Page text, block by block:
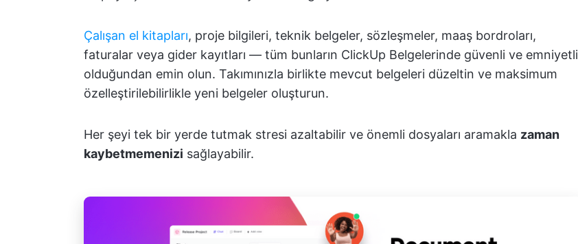
Çalışan el kitapları, proje bilgileri, teknik belgeler, sözleşmeler, maaş bordroları,
faturalar veya gider kayıtları — tüm bunların ClickUp Belgelerinde güvenli ve emniyetli
olduğundan emin olun. Takımınızla birlikte mevcut belgeleri düzeltin ve maksimum
özelleştirilebilirlikle yeni belgeler oluşturun.
Her şeyi tek bir yerde tutmak stresi azaltabilir ve önemli dosyaları aramakla zaman
kaybetmemenizi sağlayabilir.